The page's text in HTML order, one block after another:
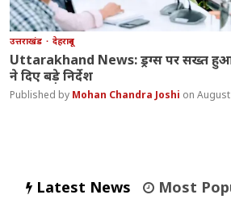
उत्तराखंड देहरादून
Uttarakhand News: ड्रग्स पर सख्त
ने दिए बड़े निर्देश
Mohan Chandra Joshi
Latest News Most